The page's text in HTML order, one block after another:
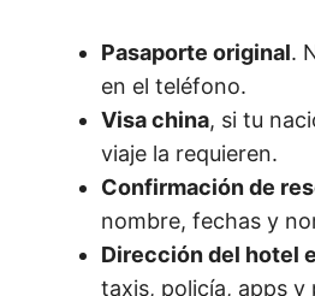
Pasaporte original.
en el teléfono.
Visa china, si tu
viaje la requieren.
Confirmación de
nombre, fechas y
Dirección del hotel
taxis, policía, apps y